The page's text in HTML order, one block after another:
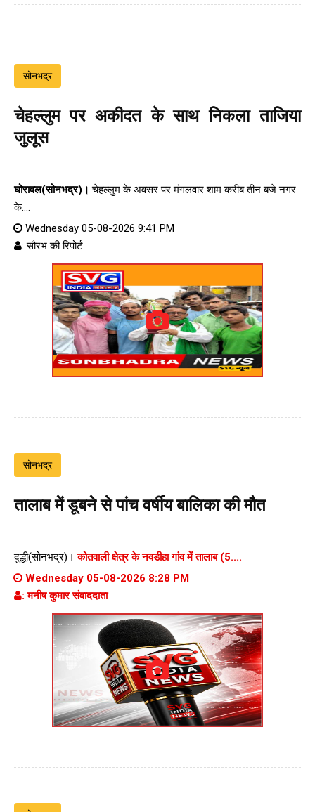
सोनभद्र
चेहल्लुम पर अकीदत के साथ निकला ताजिया
जुलूस
घोरावल(सोनभद्र)। चेहल्लुम के अवसर पर मंगलवार शाम करीब तीन बजे नगर
के....
Wednesday 05-08-2026 9:41 PM
: सौरभ की रिपोर्ट
सोनभद्र
तालाब में डूबने से पांच वर्षीय बालिका की मौत
दुद्धी(सोनभद्र)।कोतवाली क्षेत्र के नवडीहा गांव में तालाब (5....
Wednesday 05-08-2026 8:28 PM
: मनीष कुमार संवाददाता